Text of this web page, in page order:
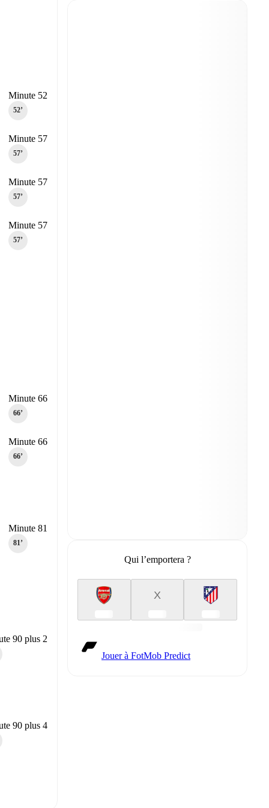
Minute 52
52‎’‎
Minute 57
57‎’‎
Minute 57
57‎’‎
Minute 57
57‎’‎
Minute 66
66‎’‎
Minute 66
66‎’‎
Minute 81
81‎’‎
90 plus 2
90 plus 4
Qui l’emportera ?
X
Jouer à FotMob Predict